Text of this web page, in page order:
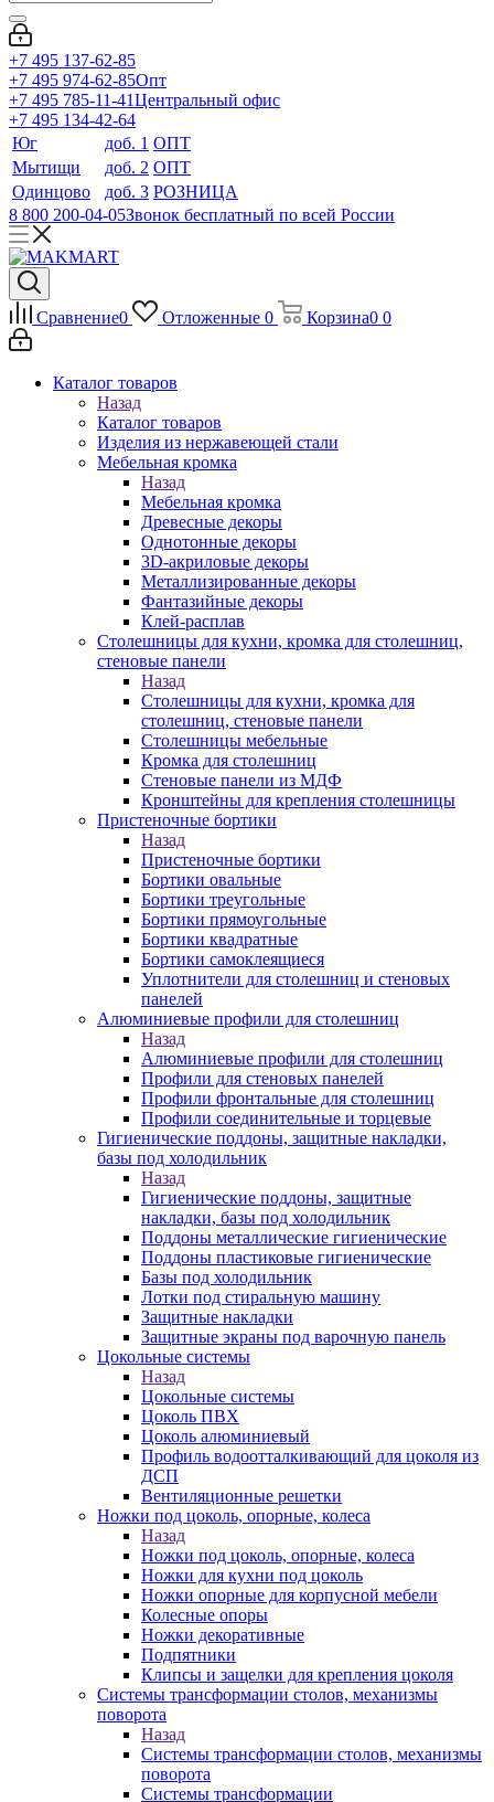
+7 495 137-62-85
+7 495 974-62-85Опт
+7 495 785-11-41Центральный офис
+7 495 134-42-64
Юг
доб. 1 ОПТ
Мытищи
доб. 2 ОПТ
Одинцово
доб. 3 РОЗНИЦА
8 800 200-04-05Звонок бесплатный по всей России
Сравнение0 Отложенные 0 Корзина0 0
Каталог товаров
Назад
Каталог товаров
Изделия из нержавеющей стали
Мебельная кромка
Назад
Мебельная кромка
Древесные декоры
Однотонные декоры
3D-акриловые декоры
Металлизированные декоры
Фантазийные декоры
Клей-расплав
Столешницы для кухни, кромка для столешниц,
стеновые панели
Назад
Столешницы для кухни, кромка для
столешниц, стеновые панели
Столешницы мебельные
Кромка для столешниц
Стеновые панели из МДФ
Кронштейны для крепления столешницы
Пристеночные бортики
Назад
Пристеночные бортики
Бортики овальные
Бортики треугольные
Бортики прямоугольные
Бортики квадратные
Бортики самоклеящиеся
Уплотнители для столешниц и стеновых
панелей
Алюминиевые профили для столешниц
Назад
Алюминиевые профили для столешниц
Профили для стеновых панелей
Профили фронтальные для столешниц
Профили соединительные и торцевые
Гигиенические поддоны, защитные накладки,
базы под холодильник
Назад
Гигиенические поддоны, защитные
накладки, базы под холодильник
Поддоны металлические гигиенические
Поддоны пластиковые гигиенические
Базы под холодильник
Лотки под стиральную машину
Защитные накладки
Защитные экраны под варочную панель
Цокольные системы
Назад
Цокольные системы
Цоколь ПВХ
Цоколь алюминиевый
Профиль водоотталкивающий для цоколя из
ДСП
Вентиляционные решетки
Ножки под цоколь, опорные, колеса
Назад
Ножки под цоколь, опорные, колеса
Ножки для кухни под цоколь
Ножки опорные для корпусной мебели
Колесные опоры
Ножки декоративные
Подпятники
Клипсы и защелки для крепления цоколя
Системы трансформации столов, механизмы
поворота
Назад
Системы трансформации столов, механизмы
поворота
Системы трансформации